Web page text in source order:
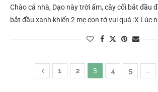
Chào cả nhà, Dạo này trời ấm, cây cối bắt đầu
bắt đầu xanh khiến 2 mẹ con tớ vui quá :X Lúc
1 2 3 4 5 …